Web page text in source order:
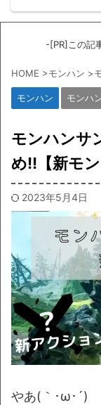
-[PR]この記
HOME >モンハン >
モンハン モンハ
モンハンサ
め!!【新モ
2023年5月4日
やあ(｀･ω･´)